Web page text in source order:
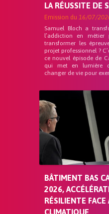
LA RÉUSSITE DE
Emission du 16/07/
Samuel Bloch a
l’addiction en métier
transformer les
projet professionnel ?
ce nouvel épisode de
qui met en lumière
changer de vie pour
BÂTIMENT BAS
2026,
RÉSILIENTE
CLIMATIQUE